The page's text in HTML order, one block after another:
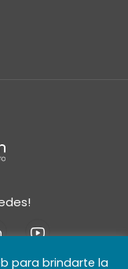
para brindarte la